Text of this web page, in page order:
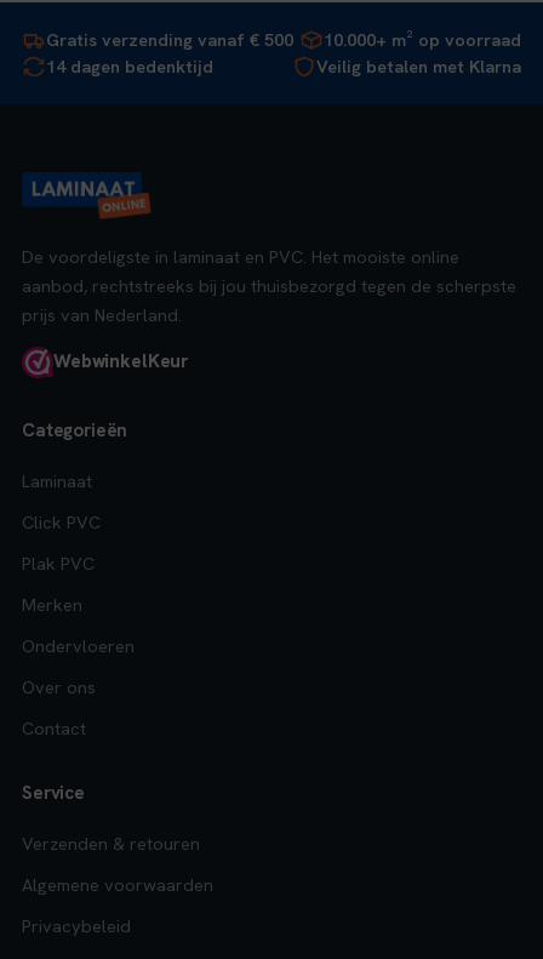
Gratis verzending vanaf € 500
10.000+ m² op voorraad
14 dagen bedenktijd
Veilig betalen met Klarna
De voordeligste in laminaat en PVC. Het mooiste online
aanbod, rechtstreeks bij jou thuisbezorgd tegen de scherpste
prijs van Nederland.
WebwinkelKeur
Categorieën
Laminaat
Click PVC
Plak PVC
Merken
Ondervloeren
Over ons
Contact
Service
Verzenden & retouren
Algemene voorwaarden
Privacybeleid